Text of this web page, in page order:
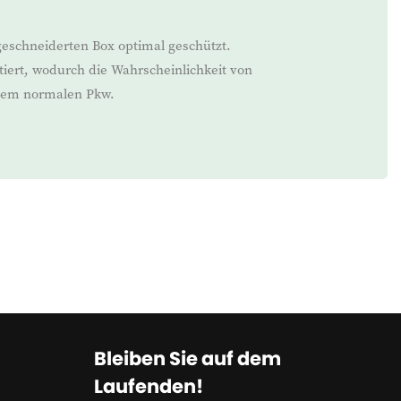
Box optimal geschützt.
wodurch die Wahrscheinlichkeit von
normalen Pkw.
Bleiben Sie auf dem
Laufenden!